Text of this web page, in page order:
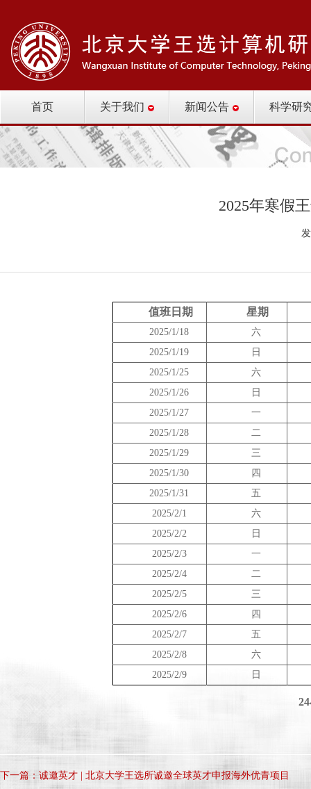
首页 关于我们 新闻公告 科学研
2025年寒假
值班日期 星期
2025/1/18
六
2025/1/19
日
2025/1/25
六
2025/1/26
日
2025/1/27
一
2025/1/28
二
2025/1/29
三
2025/1/30
四
2025/1/31
五
2025/2/1
六
2025/2/2
日
2025/2/3
一
2025/2/4
二
2025/2/5
三
2025/2/6
四
2025/2/7
五
2025/2/8
六
2025/2/9 日
下一篇：诚邀英才 | 北京大学王选所诚邀全球英才申报海外优青项目